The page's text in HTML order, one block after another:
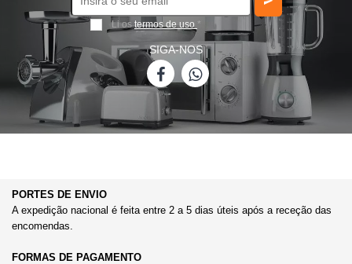
Li os termos de uso *
SIGA-NOS
PORTES DE ENVIO
A expedição nacional é feita entre 2 a 5 dias úteis após a receção das
encomendas.
FORMAS DE PAGAMENTO